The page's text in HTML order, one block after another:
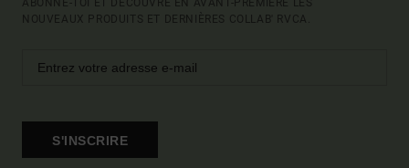
ABONNE-TOI ET DÉCOUVRE EN AVANT-PREMIÈRE LES
NOUVEAUX PRODUITS ET DERNIÈRES COLLAB' RVCA.
S'INSCRIRE